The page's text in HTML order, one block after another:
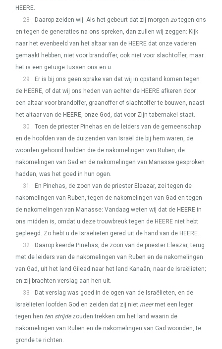
HEERE.
28
Daarop zeiden wij: Als het gebeurt dat zij morgen zotegen ons
en tegen de generaties na ons spreken, dan zullen wij zeggen: Kijk
naar het evenbeeld van het altaar van de HEERE dat onze vaderen
gemaakt hebben, niet voor brandoffer, ook niet voor slachtoffer, maar
het is een getuige tussen ons en u.
29
Er is bij ons geen sprake van dat wij in opstand komen tegen
de HEERE, of dat wij ons heden van achter de HEERE afkeren door
een altaar voor brandoffer, graanoffer of slachtoffer te bouwen, naast
het altaar van de HEERE, onze God, dat voor Zijn tabernakel staat.
30
Toen de priester Pinehas en de leiders van de gemeenschap
en de hoofden van de duizenden van Israël die bij hem waren, de
woorden gehoord hadden die de nakomelingen van Ruben, de
nakomelingen van Gad en de nakomelingen van Manasse gesproken
hadden, was het goed in hun ogen.
31
En Pinehas, de zoon van de priester Eleazar, zei tegen de
nakomelingen van Ruben, tegen de nakomelingen van Gad en tegen
de nakomelingen van Manasse: Vandaag weten wij dat de HEERE in
ons midden is, omdat u deze trouwbreuk tegen de HEERE niet hebt
gepleegd. Zo hebt u de Israëlieten gered uit de hand van de HEERE.
32
Daarop keerde Pinehas, de zoon van de priester Eleazar, terug
met de leiders van de nakomelingen van Ruben en de nakomelingen
van Gad, uit het land Gilead naar het land Kanaän, naar de Israëlieten;
en zij brachten verslag aan hen uit.
33
Dat verslag was goed in de ogen van de Israëlieten, en de
Israëlieten loofden God en zeiden dat zij niet meermet een leger
tegen hen ten strijdezouden trekken om het land waarin de
nakomelingen van Ruben en de nakomelingen van Gad woonden, te
gronde te richten.